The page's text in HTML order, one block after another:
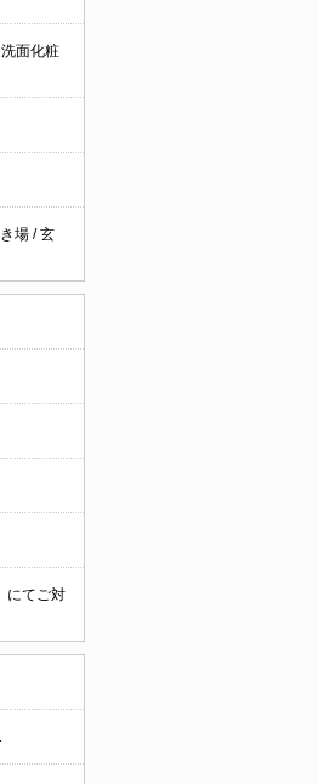
洗面化粧
場 /玄
にてご対